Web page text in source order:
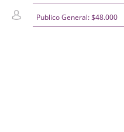
Publico General: $48.000